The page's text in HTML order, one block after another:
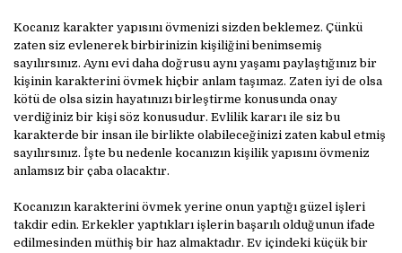
Kocanız karakter yapısını övmenizi sizden beklemez. Çünkü
zaten siz evlenerek birbirinizin kişiliğini benimsemiş
sayılırsınız. Aynı evi daha doğrusu aynı yaşamı paylaştığınız bir
kişinin karakterini övmek hiçbir anlam taşımaz. Zaten iyi de olsa
kötü de olsa sizin hayatınızı birleştirme konusunda onay
verdiğiniz bir kişi söz konusudur. Evlilik kararı ile siz bu
karakterde bir insan ile birlikte olabileceğinizi zaten kabul etmiş
sayılırsınız. İşte bu nedenle kocanızın kişilik yapısını övmeniz
anlamsız bir çaba olacaktır.
Kocanızın karakterini övmek yerine onun yaptığı güzel işleri
takdir edin. Erkekler yaptıkları işlerin başarılı olduğunun ifade
edilmesinden müthiş bir haz almaktadır. Ev içindeki küçük bir